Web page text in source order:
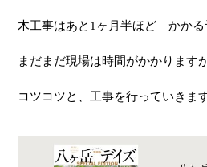
木工事はあと1ヶ月半ほど かかる
まだまだ現場は時間がかかります
コツコツと、工事を行っていきます